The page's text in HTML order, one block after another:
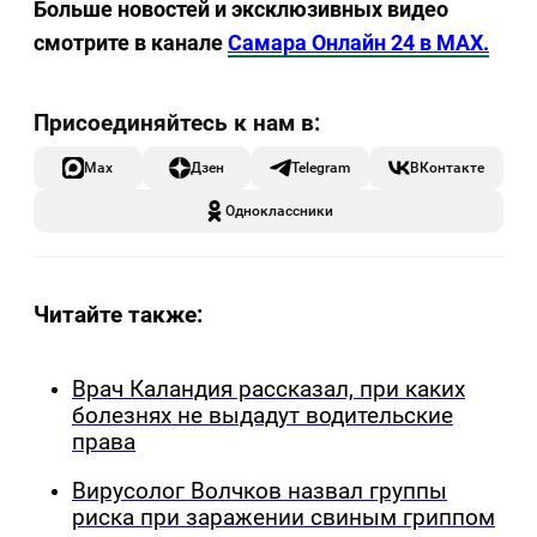
Больше новостей и эксклюзивных видео
смотрите в каналеСамара Онлайн 24 в MAX.
Max Дзен Telegram ВКонтакте
Одноклассники
Читайте также:
Врач Каландия рассказал, при каких
болезнях не выдадут водительские
права
Вирусолог Волчков назвал группы
риска при заражении свиным гриппом